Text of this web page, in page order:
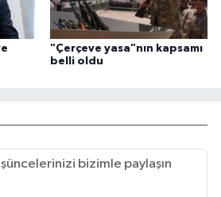
"Çerçeve yasa"nın kapsamı
belli oldu